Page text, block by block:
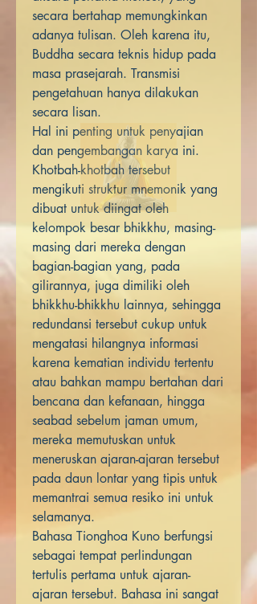
secara bertahap memungkinkan
adanya tulisan. Oleh karena itu,
Buddha secara teknis hidup pada
masa prasejarah. Transmisi
pengetahuan hanya dilakukan
secara lisan.
Hal ini penting untuk penyajian
dan pengembangan karya ini.
Khotbah-khotbah tersebut
mengikuti struktur mnemonik yang
dibuat untuk diingat oleh
kelompok besar bhikkhu, masing-
masing dari mereka dengan
bagian-bagian yang, pada
gilirannya, juga dimiliki oleh
bhikkhu-bhikkhu lainnya, sehingga
redundansi tersebut cukup untuk
mengatasi hilangnya informasi
karena kematian individu tertentu
atau bahkan mampu bertahan dari
bencana dan kefanaan, hingga
seabad sebelum jaman umum,
mereka memutuskan untuk
meneruskan ajaran-ajaran tersebut
pada daun lontar yang tipis untuk
memantrai semua resiko ini untuk
selamanya.
Bahasa Tionghoa Kuno berfungsi
sebagai tempat perlindungan
tertulis pertama untuk ajaran-
ajaran tersebut. Bahasa ini sangat